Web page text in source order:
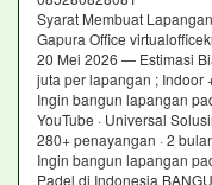
Syarat Membuat
Gapura Office
20 Mei 2026 — Estimasi
juta per lapangan ; Indoor
Ingin bangun lapangan
YouTube · Universal
280+ penayangan · 2
Ingin bangun lapangan
Padel di Indonesia